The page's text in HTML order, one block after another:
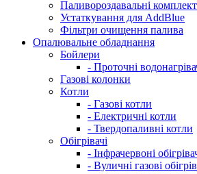
Паливороздавальні
Устаткування для AddBlue
Фільтри очищення палива
Опалювальне обладнання
Бойлери
- Проточні
Газові колонки
Котли
- Газові котли
- Електричні котли
- Твердопаливні котли
Обігрівачі
- Інфрачервоні
- Вуличні газові